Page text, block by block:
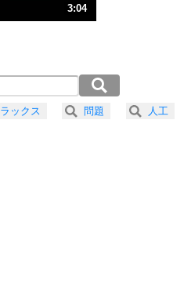
とかなるもの。
の方法
は、怒りを優しさで表現する。
3:04
秒）
）
）
ックス 問題 人工